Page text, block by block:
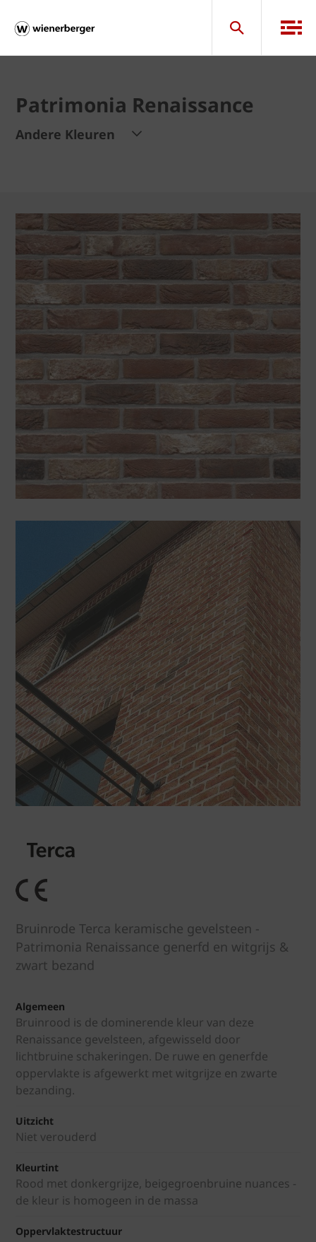
Patrimonia Renaissance
Andere Kleuren
Bruinrode Terca keramische gevelsteen -
Patrimonia Renaissance generfd en witgrijs &
zwart bezand
Algemeen
Bruinrood is de dominerende kleur van deze
Renaissance gevelsteen, afgewisseld door
lichtbruine schakeringen. De ruwe en generfde
oppervlakte is afgewerkt met witgrijze en zwarte
bezanding.
Uitzicht
Niet verouderd
Kleurtint
Rood met donkergrijze, beigegroenbruine nuances -
de kleur is homogeen in de massa
Oppervlaktestructuur